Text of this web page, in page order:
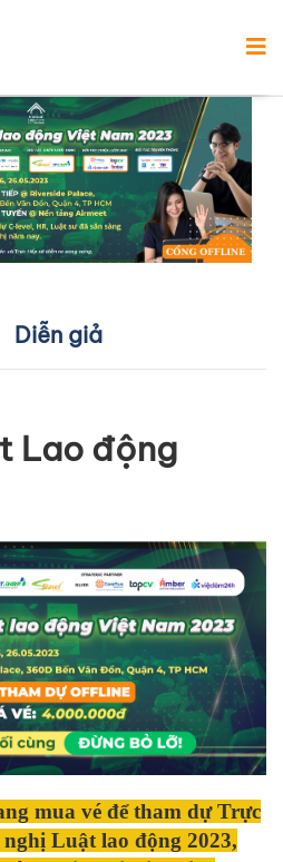
Diễn giả
Lao động
mua vé để tham dự Trực
Luật lao động 2023,